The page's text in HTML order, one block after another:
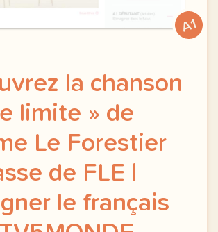
A1
la chanson
limite » de
Le Forestier
de FLE |
le français